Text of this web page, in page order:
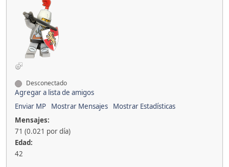
Desconectado
Agregar a lista de amigos
Enviar MP
Mostrar Mensajes
Mostrar Estadísticas
Mensajes:
71 (0.021 por día)
Edad:
42